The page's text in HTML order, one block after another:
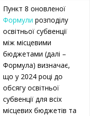
Пункт 8 оновленої
Формули розподілу
освітньої субвенції
між місцевими
бюджетами (далі –
Формула) визначає,
що у 2024 році до
обсягу освітньої
субвенції для всіх
місцевих бюджетів та